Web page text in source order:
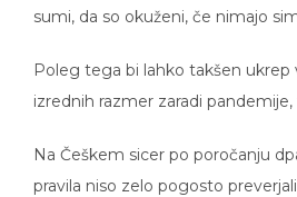
sumi, da so okuženi, če nimajo
Poleg tega bi lahko takšen ukrep
izrednih razmer zaradi pandemije,
Na Češkem sicer po poročanju
pravila niso zelo pogosto